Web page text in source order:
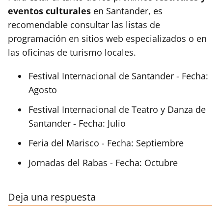
eventos culturales en Santander, es
recomendable consultar las listas de
programación en sitios web especializados o en
las oficinas de turismo locales.
Festival Internacional de Santander - Fecha:
Agosto
Festival Internacional de Teatro y Danza de
Santander - Fecha: Julio
Feria del Marisco - Fecha: Septiembre
Jornadas del Rabas - Fecha: Octubre
Deja una respuesta